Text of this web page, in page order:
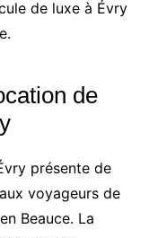
de luxe à Évry
de
présente de
voyageurs de
Beauce. La